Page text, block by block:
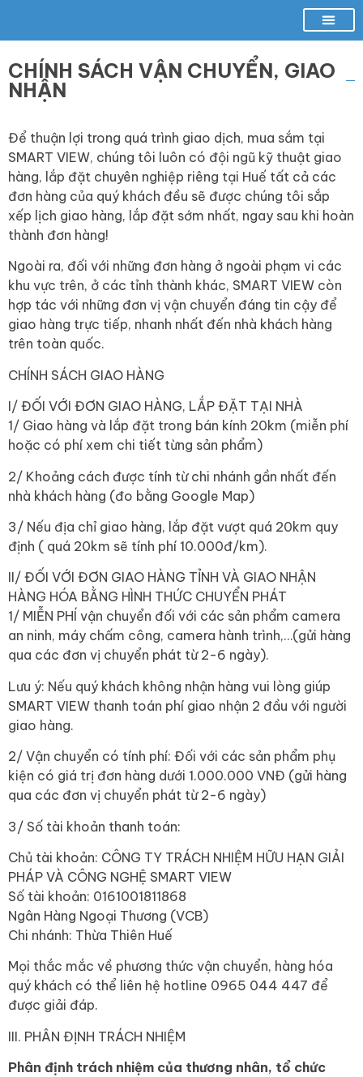
CHÍNH SÁCH VẬN CHUYỂN, GIAO
NHẬN
Để thuận lợi trong quá trình giao dịch, mua sắm tại
SMART VIEW, chúng tôi luôn có đội ngũ kỹ thuật giao
hàng, lắp đặt chuyên nghiệp riêng tại Huế tất cả các
đơn hàng của quý khách đều sẽ được chúng tôi sắp
xếp lịch giao hàng, lắp đặt sớm nhất, ngay sau khi hoàn
thành đơn hàng!
Ngoài ra, đối với những đơn hàng ở ngoài phạm vi các
khu vực trên, ở các tỉnh thành khác, SMART VIEW còn
hợp tác với những đơn vị vận chuyển đáng tin cậy để
giao hàng trực tiếp, nhanh nhất đến nhà khách hàng
trên toàn quốc.
CHÍNH SÁCH GIAO HÀNG
I/ ĐỐI VỚI ĐƠN GIAO HÀNG, LẮP ĐẶT TẠI NHÀ
1/ Giao hàng và lắp đặt trong bán kính 20km (miễn phí
hoặc có phí xem chi tiết từng sản phẩm)
2/ Khoảng cách được tính từ chi nhánh gần nhất đến
nhà khách hàng (đo bằng Google Map)
3/ Nếu địa chỉ giao hàng, lắp đặt vượt quá 20km quy
định ( quá 20km sẽ tính phí 10.000đ/km).
II/ ĐỐI VỚI ĐƠN GIAO HÀNG TỈNH VÀ GIAO NHẬN
HÀNG HÓA BẰNG HÌNH THỨC CHUYỂN PHÁT
1/ MIỄN PHÍ vận chuyển đối với các sản phẩm camera
an ninh, máy chấm công, camera hành trình,…(gửi hàng
qua các đơn vị chuyển phát từ 2-6 ngày).
Lưu ý: Nếu quý khách không nhận hàng vui lòng giúp
SMART VIEW thanh toán phí giao nhận 2 đầu với người
giao hàng.
2/ Vận chuyển có tính phí: Đối với các sản phẩm phụ
kiện có giá trị đơn hàng dưới 1.000.000 VNĐ (gửi hàng
qua các đơn vị chuyển phát từ 2-6 ngày)
3/ Số tài khoản thanh toán:
Chủ tài khoản: CÔNG TY TRÁCH NHIỆM HỮU HẠN GIẢI
PHÁP VÀ CÔNG NGHỆ SMART VIEW
Số tài khoản: 0161001811868
Ngân Hàng Ngoại Thương (VCB)
Chi nhánh: Thừa Thiên Huế
Mọi thắc mắc về phương thức vận chuyển, hàng hóa
quý khách có thể liên hệ hotline 0965 044 447 để
được giải đáp.
III. PHÂN ĐỊNH TRÁCH NHIỆM
Phân định trách nhiệm của thương nhân, tổ chức